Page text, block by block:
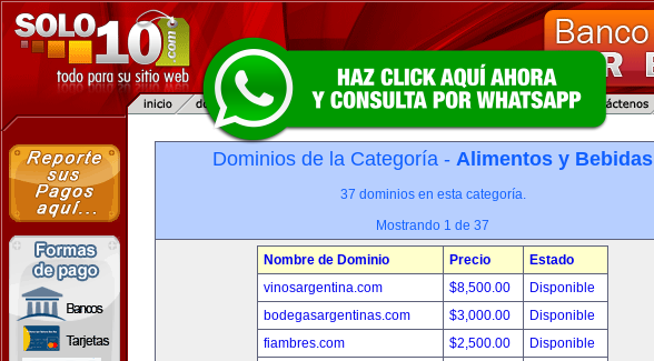
Dominios de la Categoría - Alimentos y Bebidas
37 dominios en esta categoría.
Mostrando 1 de 37
Nombre de Dominio Precio
Estado
vinosargentina.com
$8,500.00
Disponible
bodegasargentinas.com
$3,000.00
Disponible
fiambres.com
$2,500.00
Disponible